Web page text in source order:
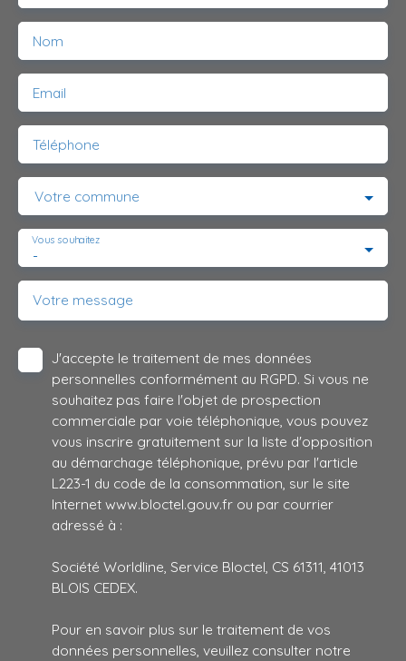
Nom
Email
Téléphone
Votre commune
-
Vous souhaitez
Votre message
J'accepte le traitement de mes données
personnelles conformément au RGPD. Si vous ne
souhaitez pas faire l'objet de prospection
commerciale par voie téléphonique, vous pouvez
vous inscrire gratuitement sur la liste d'opposition
au démarchage téléphonique, prévu par l'article
L223-1 du code de la consommation, sur le site
Internet www.bloctel.gouv.fr ou par courrier
adressé à :
Société Worldline, Service Bloctel, CS 61311, 41013
BLOIS CEDEX.
Pour en savoir plus sur le traitement de vos
données personnelles, veuillez consulter notre